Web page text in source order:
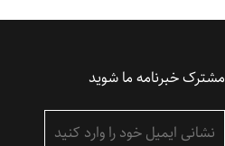
مشترک خبرنامه ما شوید